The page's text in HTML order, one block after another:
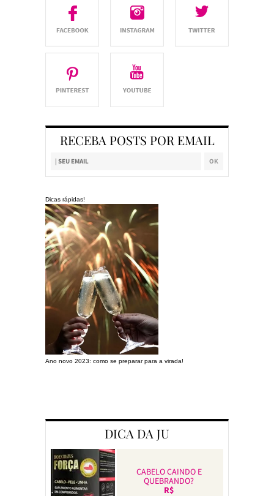
RECEBA POSTS POR EMAIL
Dicas rápidas!
Ano novo 2023: como se preparar para a virada!
DICA DA JU
CABELO CAINDO E
QUEBRANDO?
R$